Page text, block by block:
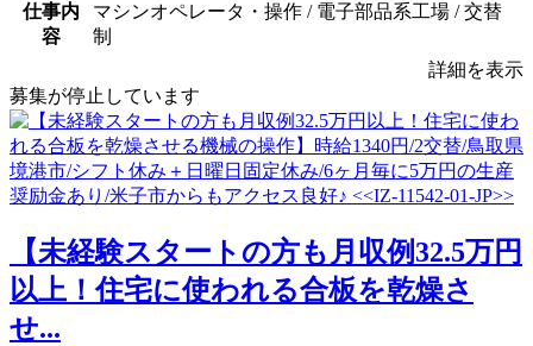
仕事内
容
マシンオペレータ・操作 / 電子部品系工場 / 交替
制
詳細を表示
募集が停止しています
【未経験スタートの方も月収例32.5万円
以上！住宅に使われる合板を乾燥さ
せ...